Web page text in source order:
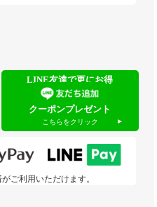
LINE友達で更にお得
クーポンプレゼント
こちらをクリック
ご利用いただけます。